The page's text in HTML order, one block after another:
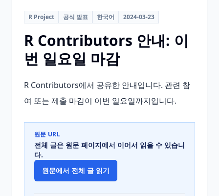
R Project 공식 발표 한국어 2024-03-23
R Contributors 안내: 이
번 일요일 마감
R Contributors에서 공유한 안내입니다. 관련 참
여 또는 제출 마감이 이번 일요일까지입니다.
원문 URL
전체 글은 원문 페이지에서 이어서 읽을 수 있습니
다.
원문에서 전체 글 읽기